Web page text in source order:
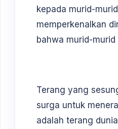
kepada murid-
memperkenalkan
bahwa murid-
Terang yang
surga untuk
adalah terang